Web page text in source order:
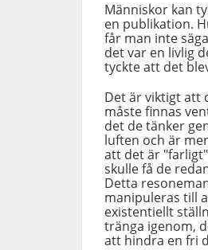
Människor kan
en publikation.
får man inte
det var en livlig
tyckte att det
Det är viktigt att
måste finnas
det de tänker
luften och är
att det är
skulle få de
Detta
manipuleras till
existentiellt
tränga igenom,
att hindra en fri